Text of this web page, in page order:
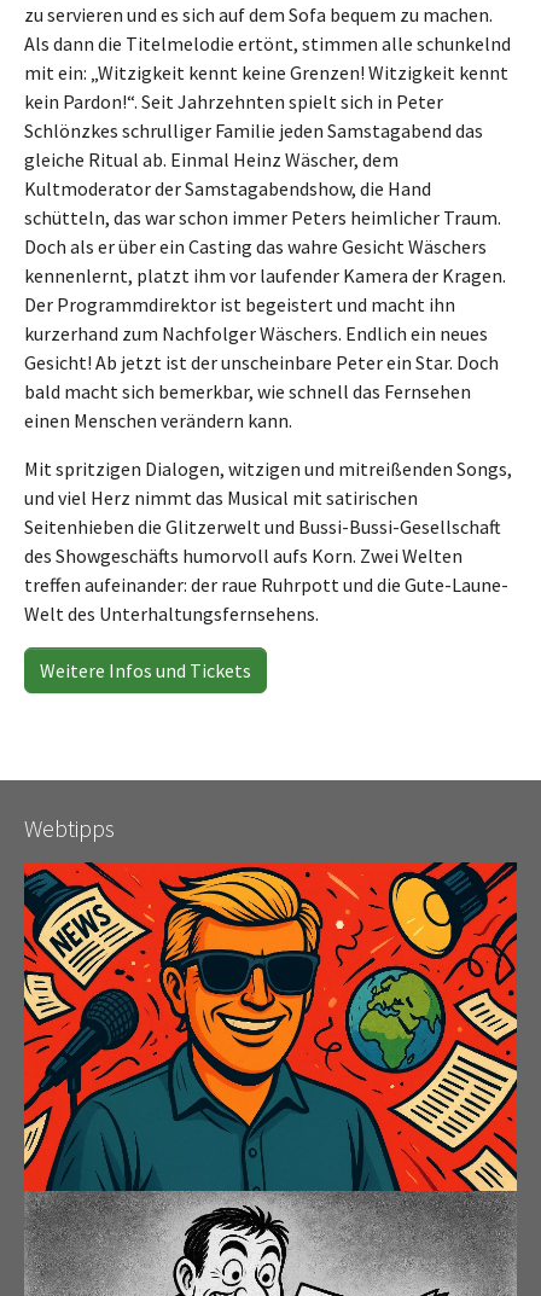
zu servieren und es sich auf dem Sofa bequem zu machen.
Als dann die Titelmelodie ertönt, stimmen alle schunkelnd
mit ein: „Witzigkeit kennt keine Grenzen! Witzigkeit kennt
kein Pardon!“. Seit Jahrzehnten spielt sich in Peter
Schlönzkes schrulliger Familie jeden Samstagabend das
gleiche Ritual ab. Einmal Heinz Wäscher, dem
Kultmoderator der Samstagabendshow, die Hand
schütteln, das war schon immer Peters heimlicher Traum.
Doch als er über ein Casting das wahre Gesicht Wäschers
kennenlernt, platzt ihm vor laufender Kamera der Kragen.
Der Programmdirektor ist begeistert und macht ihn
kurzerhand zum Nachfolger Wäschers. Endlich ein neues
Gesicht! Ab jetzt ist der unscheinbare Peter ein Star. Doch
bald macht sich bemerkbar, wie schnell das Fernsehen
einen Menschen verändern kann.
Mit spritzigen Dialogen, witzigen und mitreißenden Songs,
und viel Herz nimmt das Musical mit satirischen
Seitenhieben die Glitzerwelt und Bussi-Bussi-Gesellschaft
des Showgeschäfts humorvoll aufs Korn. Zwei Welten
treffen aufeinander: der raue Ruhrpott und die Gute-Laune-
Welt des Unterhaltungsfernsehens.
Weitere Infos und Tickets
Webtipps